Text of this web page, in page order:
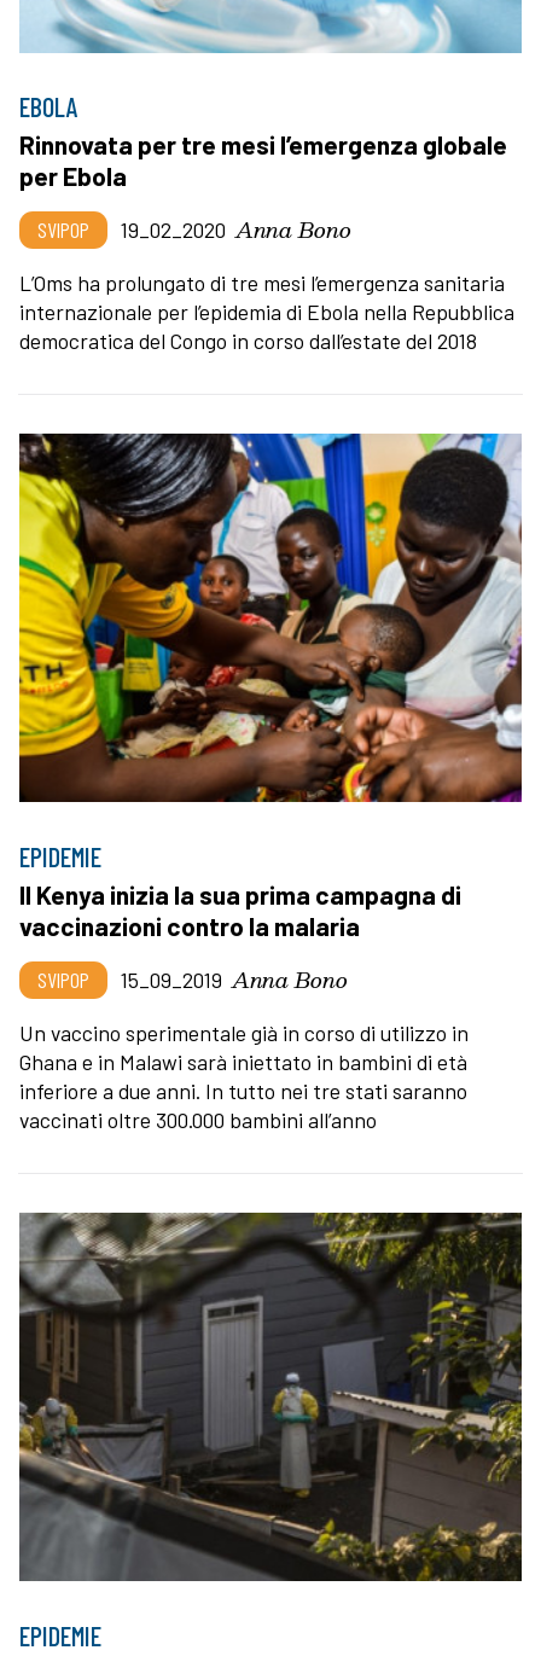
EBOLA
Rinnovata per tre mesi l’emergenza globale
per Ebola
SVIPOP 19_02_2020 Anna Bono
L’Oms ha prolungato di tre mesi l’emergenza sanitaria
internazionale per l’epidemia di Ebola nella Repubblica
democratica del Congo in corso dall’estate del 2018
EPIDEMIE
Il Kenya inizia la sua prima campagna di
vaccinazioni contro la malaria
SVIPOP 15_09_2019 Anna Bono
Un vaccino sperimentale già in corso di utilizzo in
Ghana e in Malawi sarà iniettato in bambini di età
inferiore a due anni. In tutto nei tre stati saranno
vaccinati oltre 300.000 bambini all’anno
EPIDEMIE